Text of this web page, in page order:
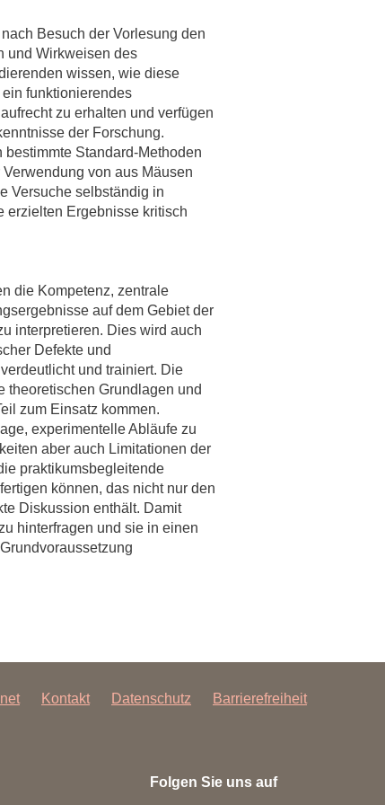
- Wissen - Translation - Transfer
& Netzwerke
& Investor:innen
und Gründer:innen
Besuch der Vorlesung den
und Wirkweisen des
wissen, wie diese
funktionierendes
zu erhalten und verfügen
der Forschung.
Standard-Methoden
von aus Mäusen
Versuche selbständig in
erzielten Ergebnisse kritisch
die Kompetenz, zentrale
auf dem Gebiet der
interpretieren. Dies wird auch
Defekte und
und trainiert. Die
theoretischen Grundlagen und
zum Einsatz kommen.
experimentelle Abläufe zu
aber auch Limitationen der
praktikumsbegleitende
können, das nicht nur den
Diskussion enthält. Damit
hinterfragen und sie in einen
Kontakt Datenschutz Barrierefreiheit
Folgen Sie uns auf